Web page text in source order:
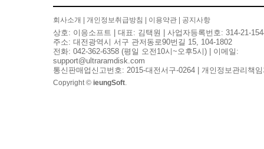
회사소개 개인정보취급방침 이용약관 공지사항
상호: 이응소프트 | 대표: 김택원 | 사업자등록번호: 314-21-
주소: 대전광역시 서구 관저동로90번길 15, 104-1802
전화: 042-362-6358 (평일 오전10시~오후5시) | 이메일:
support@ultraramdisk.com
통신판매업신고번호: 2015-대전서구-0264 | 개인정보관리책
Copyright © ieungSoft.